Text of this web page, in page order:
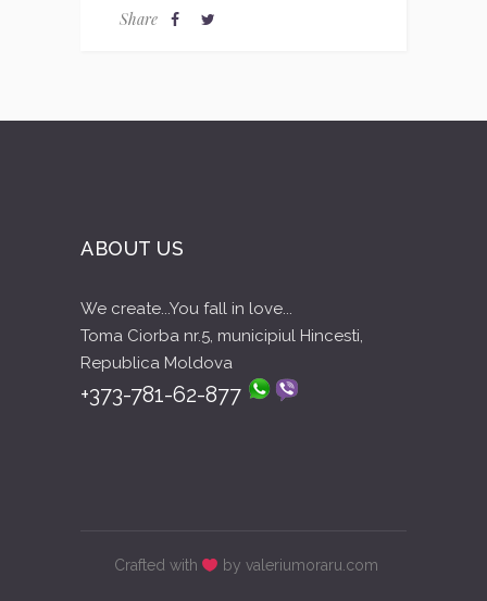
Share
ABOUT US
We create...You fall in love...
Toma Ciorba nr.5, municipiul Hincesti,
Republica Moldova
+373-781-62-877
Crafted with by valeriumoraru.com